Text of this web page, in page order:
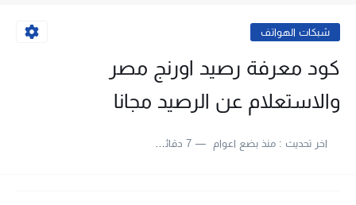
شبكات الهواتف
كود معرفة رصيد اورنج مصر
والاستعلام عن الرصيد مجانا
اخر تحديث :منذ بضع اعوام 7 دقائق للقراءة